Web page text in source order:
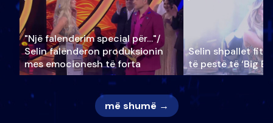
"Një falenderim special për…"/
Selin falënderon produksionin
mes emocionesh të forta
Selin shpallet
të pestë të ‘Big
më shumë →